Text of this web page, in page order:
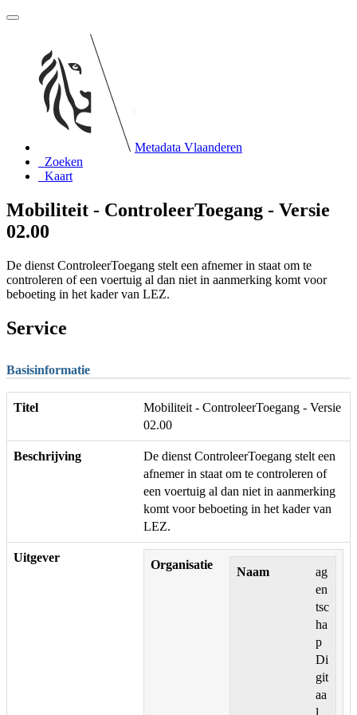
Metadata Vlaanderen
Zoeken
Kaart
Mobiliteit - ControleerToegang - Versie
02.00
De dienst ControleerToegang stelt een afnemer in staat om te
controleren of een voertuig al dan niet in aanmerking komt voor
beboeting in het kader van LEZ.
Service
Basisinformatie
Titel
Mobiliteit - ControleerToegang - Versie
02.00
Beschrijving
De dienst ControleerToegang stelt een
afnemer in staat om te controleren of
een voertuig al dan niet in aanmerking
komt voor beboeting in het kader van
LEZ.
Uitgever
Organisatie
Naam
ag
en
tsc
ha
p
Di
git
aa
l